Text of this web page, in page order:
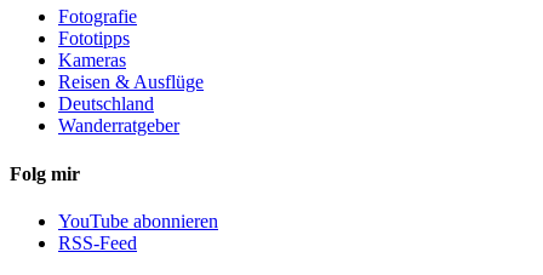
Fotografie
Fototipps
Kameras
Reisen & Ausflüge
Deutschland
Wanderratgeber
Folg mir
YouTube abonnieren
RSS-Feed